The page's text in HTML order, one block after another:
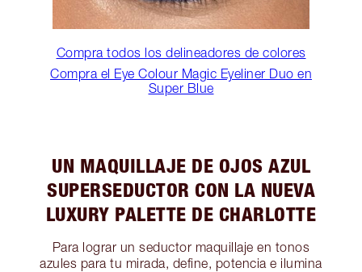
Compra todos los delineadores de colores
Compra el Eye Colour Magic Eyeliner Duo en
Super Blue
UN MAQUILLAJE DE OJOS AZUL
SUPERSEDUCTOR CON LA NUEVA
LUXURY PALETTE DE CHARLOTTE
Para lograr un seductor maquillaje en tonos
azules para tu mirada, define, potencia e ilumina